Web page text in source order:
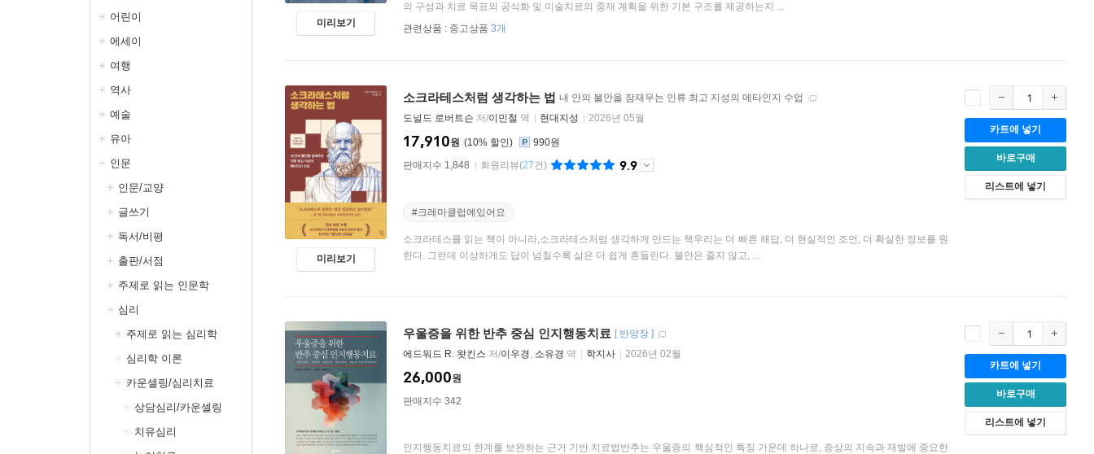
어린이
에세이
여행
역사
예술
유아
인문
인문/교양
글쓰기
독서/비평
출판/서점
주제로 읽는 인문학
심리
주제로 읽는 심리학
심리학 이론
카운셀링/심리치료
상담심리/카운셀링
치유심리
미리보기
의 구성과 치료 목표의 공식화 및 미술치료의 중재 계획을 위한 기본 구조를 제공하는지 ...
관련상품 : 중고상품 3개
미리보기
소크라테스처럼 생각하는 법 내 안의 불안을 잠재우는 인류 최고 지성의 메타인지 수업
도널드 로버트슨 저/이민철 역 현대지성 2026년 05월
10%
17,910원
990원
판매지수 1,848
회원리뷰(27건) 9.9
#크레마클럽에있어요
소크라테스를 읽는 책이 아니라,소크라테스처럼 생각하게 만드는 책우리는 더 빠른 해답, 더 현실적인 조언, 더 확실한 정보를 원
한다. 그런데 이상하게도 답이 넘칠수록 삶은 더 쉽게 흔들린다. 불안은 줄지 않고, ...
카트에 넣기
바로구매
리스트에 넣기
우울증을 위한 반추 중심 인지행동치료 [ 반양장 ]
에드워드 R. 왓킨스 저/이우경, 소유경 역 학지사 2026년 02월
26,000원
판매지수 342
인지행동치료의 한계를 보완하는 근거 기반 치료법반추는 우울증의 핵심적인 특징 가운데 하나로, 증상의 지속과 재발에 중요한
카트에 넣기
바로구매
리스트에 넣기